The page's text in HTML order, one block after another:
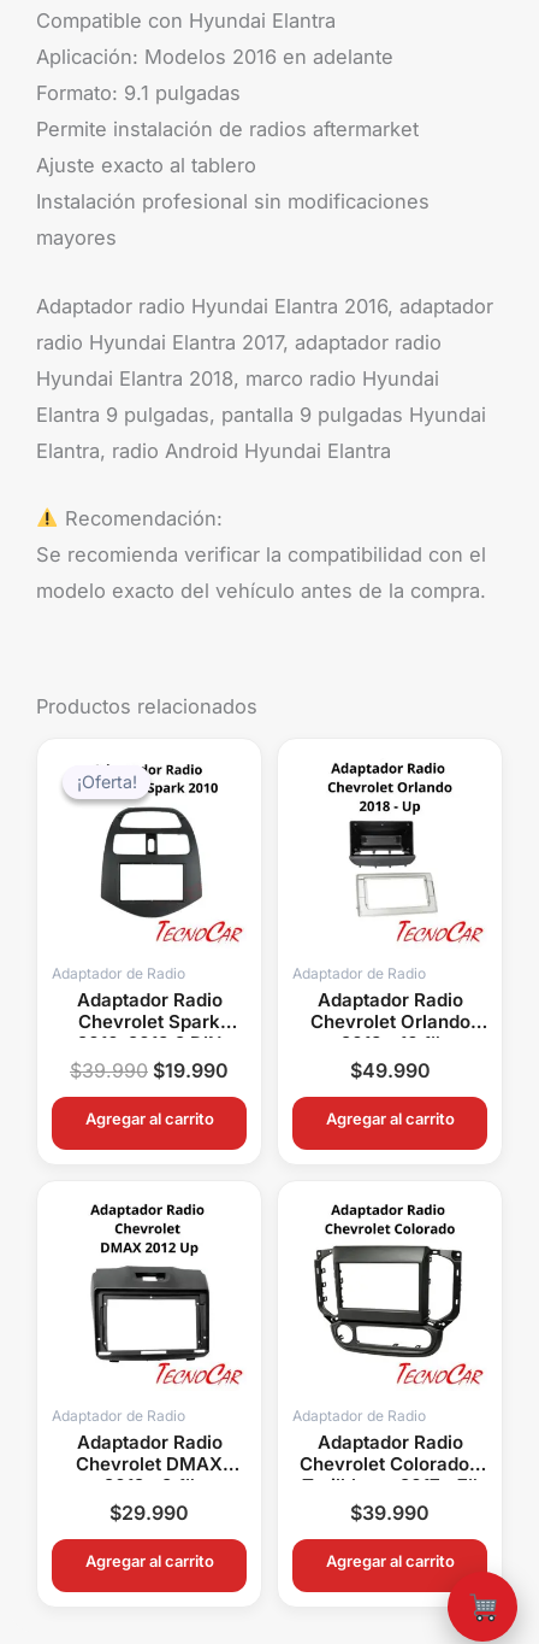
Compatible con Hyundai Elantra
Aplicación: Modelos 2016 en adelante
Formato: 9.1 pulgadas
Permite instalación de radios aftermarket
Ajuste exacto al tablero
Instalación profesional sin modificaciones
mayores
Adaptador radio Hyundai Elantra 2016, adaptador
radio Hyundai Elantra 2017, adaptador radio
Hyundai Elantra 2018, marco radio Hyundai
Elantra 9 pulgadas, pantalla 9 pulgadas Hyundai
Elantra, radio Android Hyundai Elantra
Recomendación:
Se recomienda verificar la compatibilidad con el
modelo exacto del vehículo antes de la compra.
Productos relacionados
¡Oferta!
¡Oferta!
Adaptador de Radio
Adaptador Radio
Chevrolet Spark
2010-2013 2 DIN
Connection ACH-006
$39.990
precio
original
era:
$39.990.
$19.990
Agregar al carrito
Adaptador de Radio
Adaptador Radio
Chevrolet Orlando
2018+ 10.1″
Connection ACH-
$49.990
Agregar al carrito
Adaptador de Radio
Adaptador Radio
Chevrolet DMAX
2012+ 9.1″
Connection ACH-012N
$29.990
Agregar al carrito
Adaptador de Radio
Adaptador Radio
Chevrolet Colorado /
Trailblazer 2017+ 7″
Connection ACH-027
$39.990
Agregar al carrito